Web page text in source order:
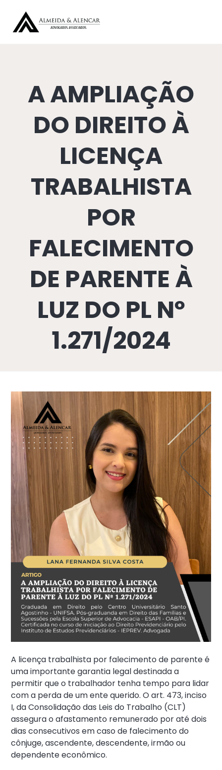
A AMPLIAÇÃO
DO DIREITO À
LICENÇA
TRABALHISTA
POR
FALECIMENTO
DE PARENTE À
LUZ DO PL Nº
1.271/2024
A licença trabalhista por falecimento de parente é
uma importante garantia legal destinada a
permitir que o trabalhador tenha tempo para lidar
com a perda de um ente querido. O art. 473, inciso
I, da Consolidação das Leis do Trabalho (CLT)
assegura o afastamento remunerado por até dois
dias consecutivos em caso de falecimento do
cônjuge, ascendente, descendente, irmão ou
dependente econômico.